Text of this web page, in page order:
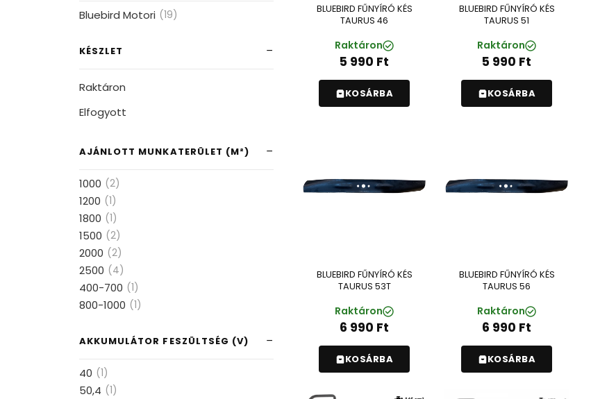
Bluebird Motori (19)
KÉSZLET
Raktáron
Elfogyott
AJÁNLOTT MUNKATERÜLET (M²)
1000 (2)
1200 (1)
1800 (1)
1500 (2)
2000 (2)
2500 (4)
400-700 (1)
800-1000 (1)
AKKUMULÁTOR FESZÜLTSÉG (V)
40 (1)
50,4 (1)
BLUEBIRD FŰNYÍRÓ KÉS
TAURUS 46
Raktáron
5 990 Ft
KOSÁRBA
BLUEBIRD FŰNYÍRÓ KÉS
TAURUS 51
Raktáron
5 990 Ft
KOSÁRBA
BLUEBIRD FŰNYÍRÓ KÉS
TAURUS 53T
Raktáron
6 990 Ft
KOSÁRBA
BLUEBIRD FŰNYÍRÓ KÉS
TAURUS 56
Raktáron
6 990 Ft
KOSÁRBA